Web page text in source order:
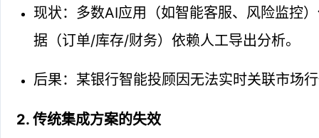
现状：多数AI应用（如智能客服、风险监控
据（订单/库存/财务）依赖人工导出分析。
后果：某银行智能投顾因无法实时关联市场
2. 传统集成方案的失效